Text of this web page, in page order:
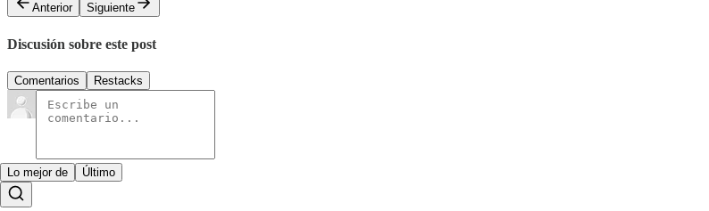
Anterior
Siguiente
Discusión sobre este post
Comentarios Restacks
Lo mejor de Último